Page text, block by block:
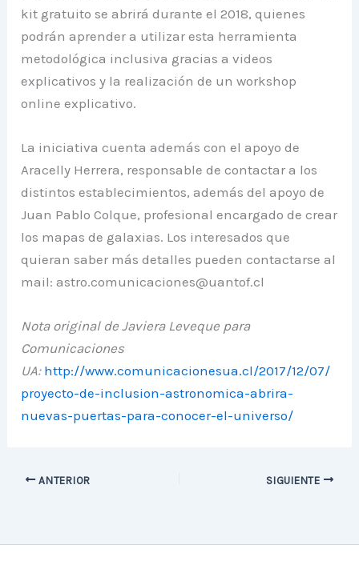
kit gratuito se abrirá durante el 2018, quienes
podrán aprender a utilizar esta herramienta
metodológica inclusiva gracias a videos
explicativos y la realización de un workshop
online explicativo.
La iniciativa cuenta además con el apoyo de
Aracelly Herrera, responsable de contactar a los
distintos establecimientos, además del apoyo de
Juan Pablo Colque, profesional encargado de crear
los mapas de galaxias. Los interesados que
quieran saber más detalles pueden contactarse al
mail: astro.comunicaciones@uantof.cl
Nota original de Javiera Leveque para
Comunicaciones
UA: http://www.comunicacionesua.cl/2017/12/07/
proyecto-de-inclusion-astronomica-abrira-
nuevas-puertas-para-conocer-el-universo/
ANTERIOR SIGUIENTE